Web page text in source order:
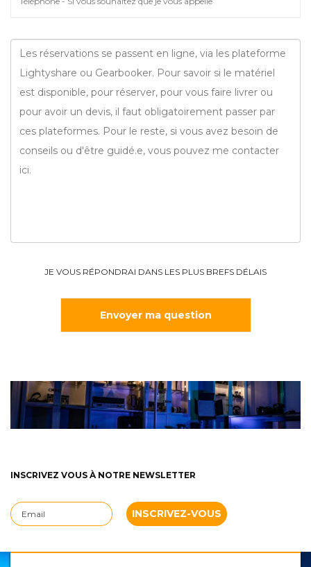
JE VOUS RÉPONDRAI DANS LES PLUS BREFS DÉLAIS
INSCRIVEZ VOUS À NOTRE NEWSLETTER